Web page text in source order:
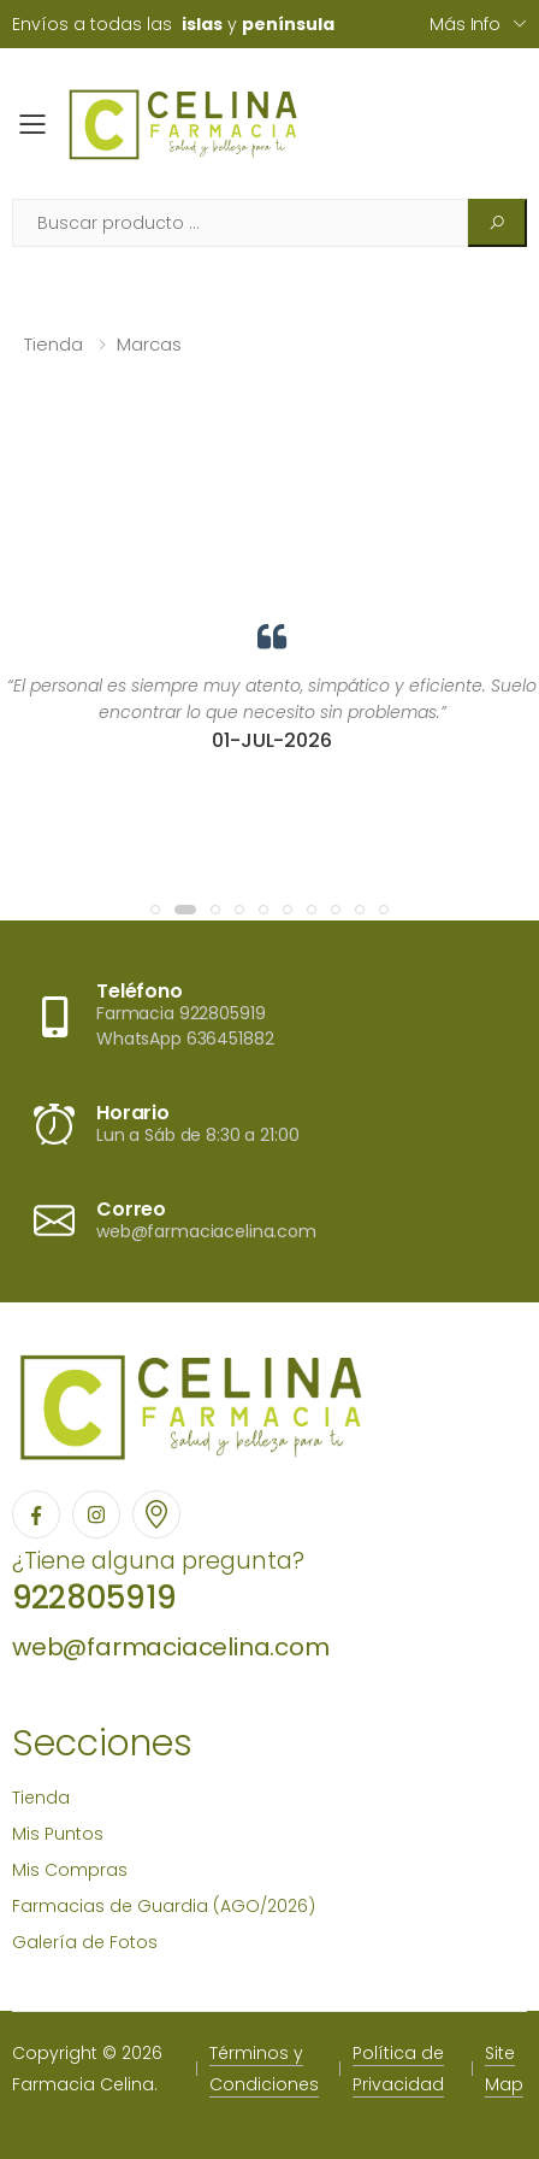
Envíos a todas las islas y península Más Info
Toggle mobile menu
Tienda Marcas
“El personal es siempre muy atento, simpático y eficiente. Suelo
encontrar lo que necesito sin problemas.”
01-JUL-2026
Teléfono
Farmacia 922805919
WhatsApp 636451882
Horario
Lun a Sáb de 8:30 a 21:00
Correo
web@farmaciacelina.com
¿Tiene alguna pregunta?
922805919
web@farmaciacelina.com
Secciones
Tienda
Mis Puntos
Mis Compras
Farmacias de Guardia (AGO/2026)
Galería de Fotos
Copyright © 2026
Farmacia Celina.
Términos y
Condiciones
Política de
Privacidad
Site
Map